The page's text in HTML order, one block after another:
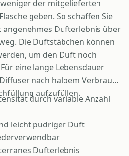
der mitgelieferten
geben. So schaffen Sie
Dufterlebnis über
Die Duftstäbchen können
um den Duft noch
eine lange Lebensdauer
nach halbem Verbrauch
aufzufüllen.
durch variable Anzahl
leicht pudriger Duft
Dufterlebnis